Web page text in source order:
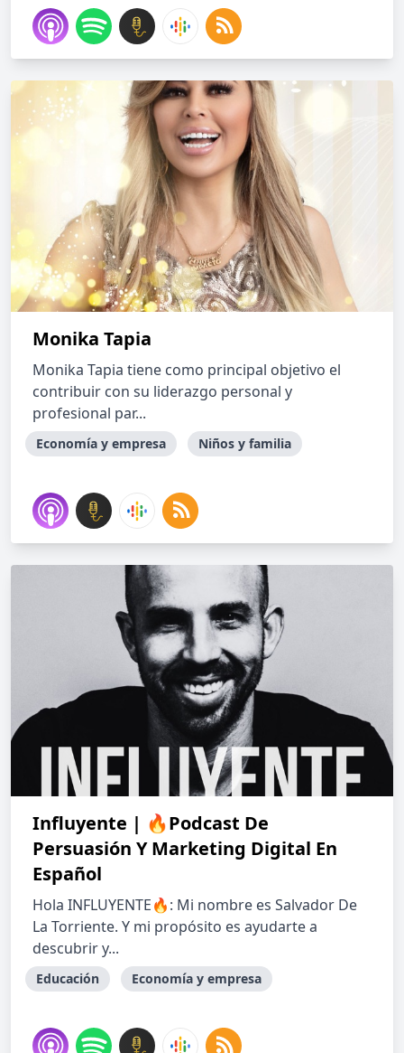
Monika Tapia
Monika Tapia tiene como principal objetivo el
contribuir con su liderazgo personal y
profesional par...
Economía y empresa Niños y familia
Influyente | 🔥Podcast De
Persuasión Y Marketing Digital En
Español
Hola INFLUYENTE🔥: Mi nombre es Salvador De
La Torriente. Y mi propósito es ayudarte a
descubrir y...
Educación Economía y empresa